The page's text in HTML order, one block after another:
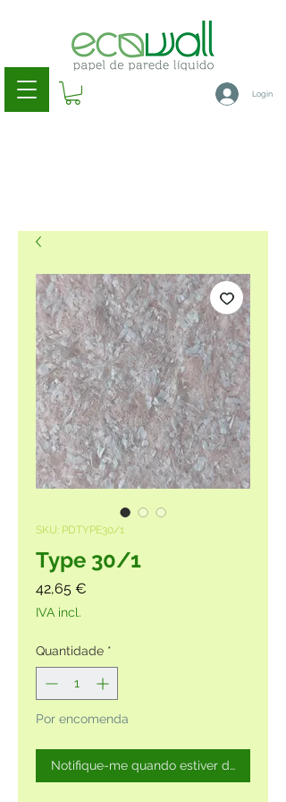
Login
SKU: PDTYPE30/1
Type 30/1
42,65 €
IVA incl.
Quantidade *
Por encomenda
Notifique-me quando estiver disponível